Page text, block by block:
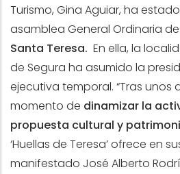
Turismo, Gina Aguiar, ha
asamblea General Ordinaria
Santa Teresa. En ella, la
de Segura ha asumido la
ejecutiva temporal. “Tras unos
momento de dinamizar la
propuesta cultural y
‘Huellas de Teresa’ ofrece en
manifestado José Alberto